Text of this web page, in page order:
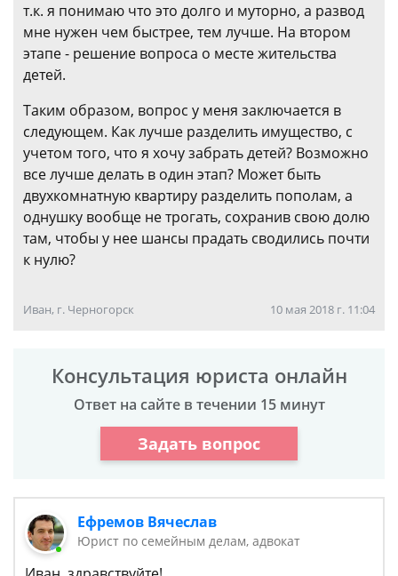
т.к. я понимаю что это долго и муторно, а развод
мне нужен чем быстрее, тем лучше. На втором
этапе - решение вопроса о месте жительства
детей.
Таким образом, вопрос у меня заключается в
следующем. Как лучше разделить имущество, с
учетом того, что я хочу забрать детей? Возможно
все лучше делать в один этап? Может быть
двухкомнатную квартиру разделить пополам, а
однушку вообще не трогать, сохранив свою долю
там, чтобы у нее шансы прадать сводились почти
к нулю?
Иван, г. Черногорск 10 мая 2018 г. 11:04
Консультация юриста онлайн
Ответ на сайте в течении 15 минут
Задать вопрос
Ефремов Вячеслав
Юрист по семейным делам, адвокат